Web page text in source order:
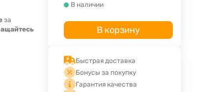
за
В наличии
В корзину
Быстрая доставка
Бонусы за покупку
Гарантия качества